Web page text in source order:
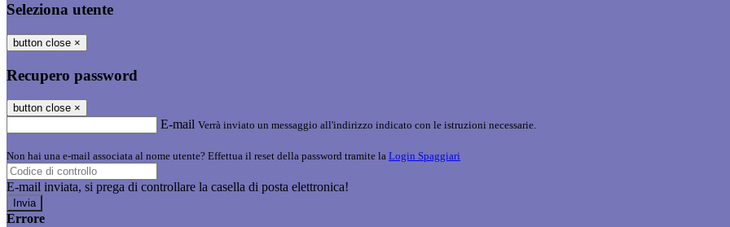
Seleziona utente
button close ×
Recupero password
button close ×
E-mail Verrà inviato un messaggio all'indirizzo indicato con le istruzioni necessarie.
Non hai una e-mail associata al nome utente? Effettua il reset della password tramite la Login Spaggiari
E-mail inviata, si prega di controllare la casella di posta elettronica!
Errore